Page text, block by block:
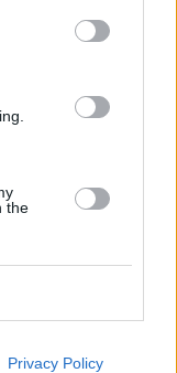
the
Privacy Policy